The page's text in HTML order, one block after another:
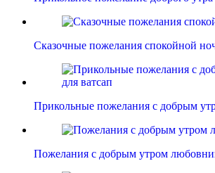
Сказочные пожелания спокойной
Прикольные пожелания с добрым
Пожелания с добрым утром